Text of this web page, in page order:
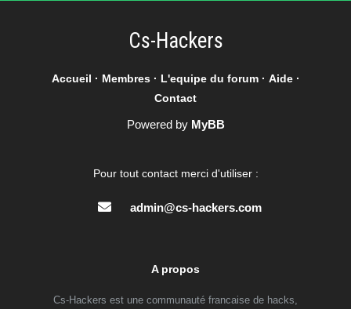
Cs-Hackers
Accueil · Membres· L'equipe du forum· Aide·
Contact
Powered by MyBB
Pour tout contact merci d'utiliser :
admin@cs-hackers.com
A propos
Cs-Hackers est une communauté francaise de hacks,